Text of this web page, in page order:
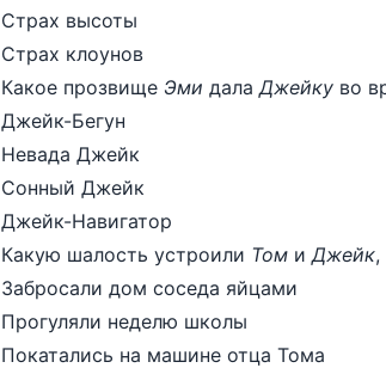
Страх высоты
Страх клоунов
Какое прозвище Эми далаДжейку во
Джейк-Бегун
Невада Джейк
Сонный Джейк
Джейк-Навигатор
Какую шалость устроили Том иДжейк,
Забросали дом соседа яйцами
Прогуляли неделю школы
Покатались на машине отца Тома